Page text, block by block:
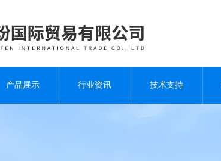
产品展示 行业资讯 技术支持